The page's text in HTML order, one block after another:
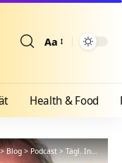
Aa
Health & Food
Blog>Podcast>Tägl. Inspiration